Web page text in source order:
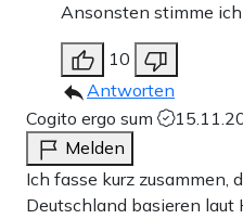
Ansonsten stimme ich
10
Antworten
Cogito ergo sum
Melden
Ich fasse kurz zusammen,
Deutschland basieren laut